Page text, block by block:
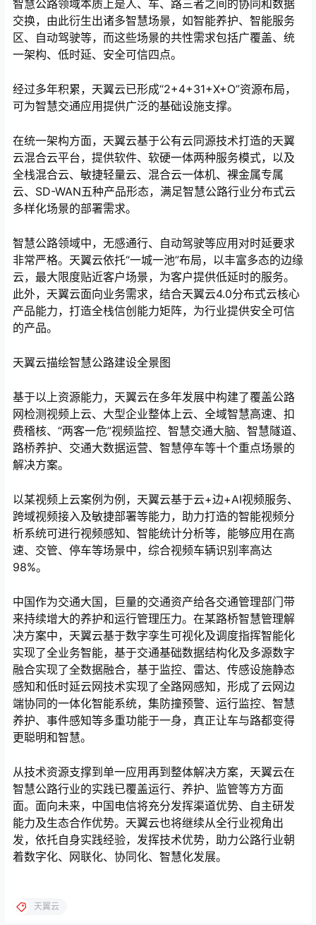
智慧公路领域本质上是人、车、路三者之间的协同和数据
交换，由此衍生出诸多智慧场景，如智能养护、智能服务
区、自动驾驶等，而这些场景的共性需求包括广覆盖、统
一架构、低时延、安全可信四点。
经过多年积累，天翼云已形成“2+4+31+X+O”资源布局，
可为智慧交通应用提供广泛的基础设施支撑。
在统一架构方面，天翼云基于公有云同源技术打造的天翼
云混合云平台，提供软件、软硬一体两种服务模式，以及
全栈混合云、敏捷轻量云、混合云一体机、裸金属专属
云、SD-WAN五种产品形态，满足智慧公路行业分布式云
多样化场景的部署需求。
智慧公路领域中，无感通行、自动驾驶等应用对时延要求
非常严格。天翼云依托“一城一池”布局，以丰富多态的边缘
云，最大限度贴近客户场景，为客户提供低延时的服务。
此外，天翼云面向业务需求，结合天翼云4.0分布式云核心
产品能力，打造全栈信创能力矩阵，为行业提供安全可信
的产品。
天翼云描绘智慧公路建设全景图
基于以上资源能力，天翼云在多年发展中构建了覆盖公路
网检测视频上云、大型企业整体上云、全域智慧高速、扣
费稽核、“两客一危”视频监控、智慧交通大脑、智慧隧道、
路桥养护、交通大数据运营、智慧停车等十个重点场景的
解决方案。
以某视频上云案例为例，天翼云基于云+边+AI视频服务、
跨域视频接入及敏捷部署等能力，助力打造的智能视频分
析系统可进行视频感知、智能统计分析等，能够应用在高
速、交管、停车等场景中，综合视频车辆识别率高达
98%。
中国作为交通大国，巨量的交通资产给各交通管理部门带
来持续增大的养护和运行管理压力。在某路桥智慧管理解
决方案中，天翼云基于数字孪生可视化及调度指挥智能化
实现了全业务智能，基于交通基础数据结构化及多源数字
融合实现了全数据融合，基于监控、雷达、传感设施静态
感知和低时延云网技术实现了全路网感知，形成了云网边
端协同的一体化智能系统，集防撞预警、运行监控、智慧
养护、事件感知等多重功能于一身，真正让车与路都变得
更聪明和智慧。
从技术资源支撑到单一应用再到整体解决方案，天翼云在
智慧公路行业的实践已覆盖运行、养护、监管等方方面
面。面向未来，中国电信将充分发挥渠道优势、自主研发
能力及生态合作优势。天翼云也将继续从全行业视角出
发，依托自身实践经验，发挥技术优势，助力公路行业朝
着数字化、网联化、协同化、智慧化发展。
天翼云